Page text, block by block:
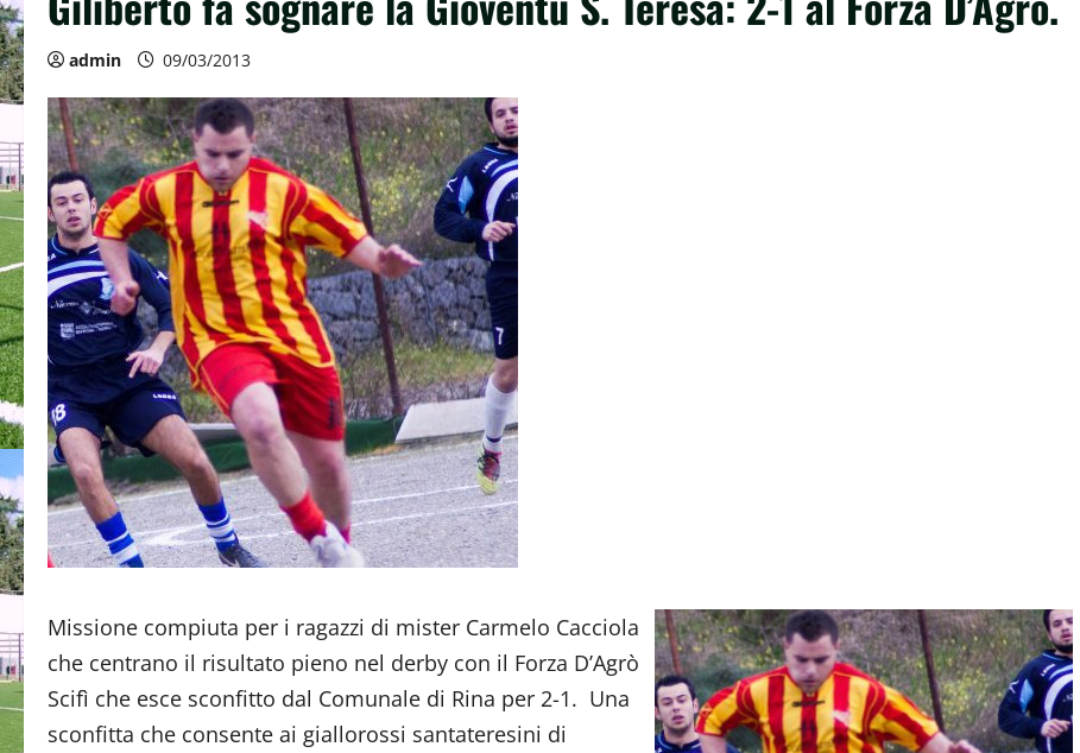
admin 09/03/2013
Missione compiuta per i ragazzi di mister Carmelo Cacciola
che centrano il risultato pieno nel derby con il Forza D’Agrò
Scifì che esce sconfitto dal Comunale di Rina per 2-1. Una
sconfitta che consente ai giallorossi santateresini di